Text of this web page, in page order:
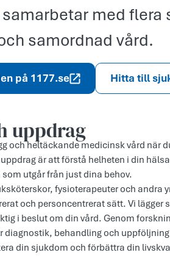
med
samordnad vård.
på 1177.se Hitta till
uppdr­ag
och heltäckande medicinsk vård när
är att förstå helheten i din
utgår från just dina behov.
fysioterapeuter och andra
och personcentrerat sätt. Vi
i beslut om din vård. Genom
diagnostik, behandling och
din sjukdom och förbättra din